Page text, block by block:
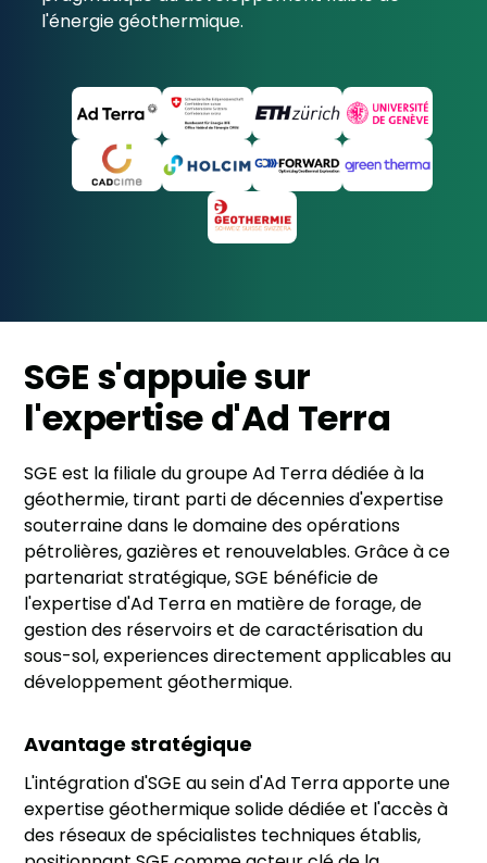
l'énergie géothermique.
SGE s'appuie sur
l'expertise d'Ad Terra
SGE est la filiale du groupe Ad Terra dédiée à la
géothermie, tirant parti de décennies d'expertise
souterraine dans le domaine des opérations
pétrolières, gazières et renouvelables. Grâce à ce
partenariat stratégique, SGE bénéficie de
l'expertise d'Ad Terra en matière de forage, de
gestion des réservoirs et de caractérisation du
sous-sol, experiences directement applicables au
développement géothermique.
Avantage stratégique
L'intégration d'SGE au sein d'Ad Terra apporte une
expertise géothermique solide dédiée et l'accès à
des réseaux de spécialistes techniques établis,